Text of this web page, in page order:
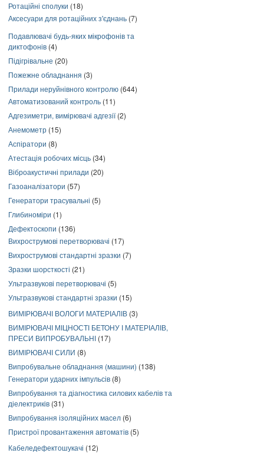
Ротаційні сполуки (18)
Аксесуари для ротаційних з'єднань (7)
Подавлювачі будь-яких мікрофонів та
диктофонів (4)
Підігрівальне (20)
Пожежне обладнання (3)
Прилади неруйнівного контролю (644)
Автоматизований контроль (11)
Адгезиметри, вимірювачі адгезії(2)
Анемометр (15)
Аспіратори (8)
Атестація робочих місць (34)
Віброакустичні прилади (20)
Газоаналізатори (57)
Генератори трасувальні (5)
Глибиноміри (1)
Дефектоскопи (136)
Вихрострумові перетворювачі (17)
Вихрострумові стандартні зразки (7)
Зразки шорсткості (21)
Ультразвукові перетворювачі (5)
Ультразвукові стандартні зразки (15)
ВИМІРЮВАЧІ ВОЛОГИ МАТЕРІАЛІВ (3)
ВИМІРЮВАЧІ МІЦНОСТІ БЕТОНУ І МАТЕРІАЛІВ,
ПРЕСИ ВИПРОБУВАЛЬНІ (17)
ВИМІРЮВАЧІ СИЛИ (8)
Випробувальне обладнання (машини) (138)
Генератори ударних імпульсів (8)
Випробування та діагностика силових кабелів та
діелектриків (31)
Випробування ізоляційних масел (6)
Пристрої провантаження автоматів (5)
Кабеледефектошукачі (12)